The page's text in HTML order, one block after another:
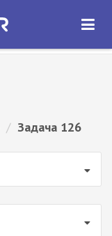
ОТКРЫТЬ
/ Задача 126